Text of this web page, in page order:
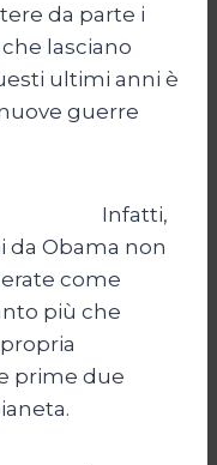
da parte i
lasciano
ultimi anni è
guerre
Infatti,
da Obama non
come
più che
prime due